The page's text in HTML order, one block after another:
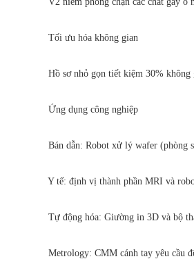
Tối ưu hóa không gian
Hồ sơ nhỏ gọn tiết kiệm 30% không
Ứng dụng công nghiệp
Bán dẫn: Robot xử lý wafer (phòng
Y tế: định vị thành phần MRI và robot
Tự động hóa: Giường in 3D và bộ
Metrology: CMM cánh tay yêu cầu độ